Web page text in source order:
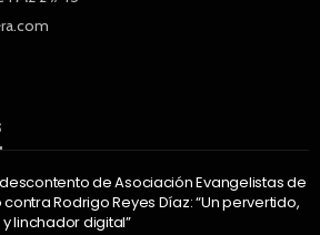
de Asociación Evangelistas de
contra Rodrigo Reyes Díaz: “Un pervertido,
linchador digital”